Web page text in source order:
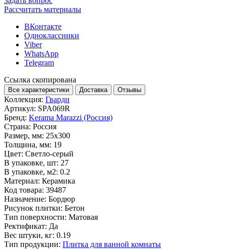
Рассчитать материалы
ВКонтакте
Одноклассники
Viber
WhatsApp
Telegram
Ссылка скопирована
Все характеристики Доставка Отзывы
Коллекция: Гварди
Артикул: SPA069R
Бренд: Kerama Marazzi (Россия)
Страна: Россия
Размер, мм: 25x300
Толщина, мм: 19
Цвет: Светло-серый
В упаковке, шт: 27
В упаковке, м2: 0.2
Материал: Керамика
Код товара: 39487
Назначение: Бордюр
Рисунок плитки: Бетон
Тип поверхности: Матовая
Ректификат: Да
Вес штуки, кг: 0.19
Тип продукции: Плитка для ванной комнаты